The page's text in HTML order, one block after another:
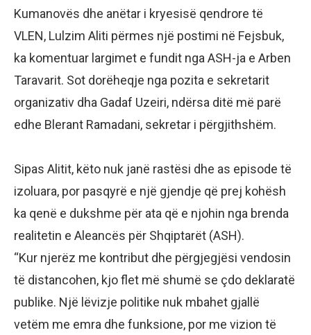
Kumanovës dhe anëtar i kryesisë qendrore të
VLEN, Lulzim Aliti përmes një postimi në Fejsbuk,
ka komentuar largimet e fundit nga ASH-ja e Arben
Taravarit. Sot dorëheqje nga pozita e sekretarit
organizativ dha Gadaf Uzeiri, ndërsa ditë më parë
edhe Blerant Ramadani, sekretar i përgjithshëm.
Sipas Alitit, këto nuk janë rastësi dhe as episode të
izoluara, por pasqyrë e një gjendje që prej kohësh
ka qenë e dukshme për ata që e njohin nga brenda
realitetin e Aleancës për Shqiptarët (ASH).
“Kur njerëz me kontribut dhe përgjegjësi vendosin
të distancohen, kjo flet më shumë se çdo deklaratë
publike. Një lëvizje politike nuk mbahet gjallë
vetëm me emra dhe funksione, por me vizion të